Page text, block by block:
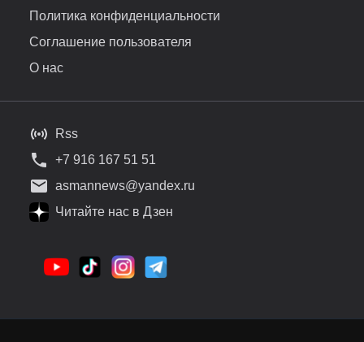
Политика конфиденциальности
Соглашение пользователя
О нас
Rss
+7 916 167 51 51
asmannews@yandex.ru
Читайте нас в Дзен